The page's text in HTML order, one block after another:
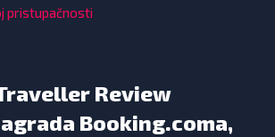
pristupačnosti
Review
Booking.coma,